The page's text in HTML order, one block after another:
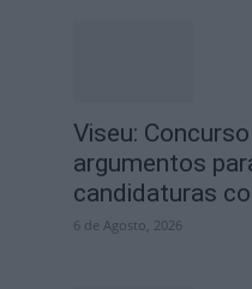
Viseu:
argumentos
candidaturas
6 de Agosto, 2026